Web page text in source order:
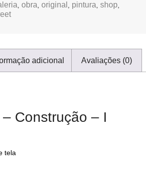
, obra, original , pintura, shop,
adicional Avaliações (0)
Construção – I
tela